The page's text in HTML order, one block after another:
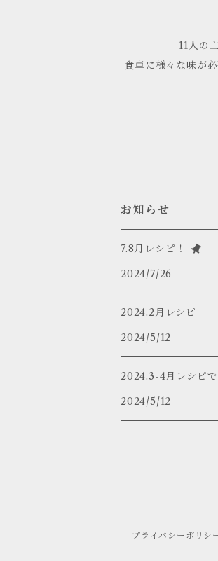
11人の
食卓に様々な味が
お知らせ
7.8月レシピ！
2024/7/26
2024.2月レシピ
2024/5/12
2024.3-4月レシピで
2024/5/12
プライバシーポリシ